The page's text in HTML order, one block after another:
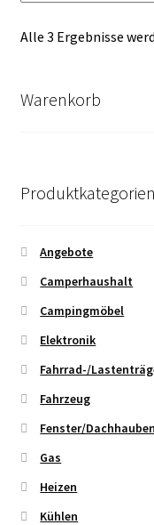
Alle 3 Ergebnisse
Warenkorb
Produktkategorien
Angebote
Camperhaushalt
Campingmöbel
Elektronik
Fahrrad-/
Fahrzeug
Fenster/
Gas
Heizen
Kühlen